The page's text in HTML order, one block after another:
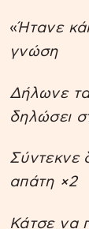
«Ήτανε
γνώση
Δήλωνε
δηλώσει
Σύντεκνε
απάτη ×2
Κάτσε να